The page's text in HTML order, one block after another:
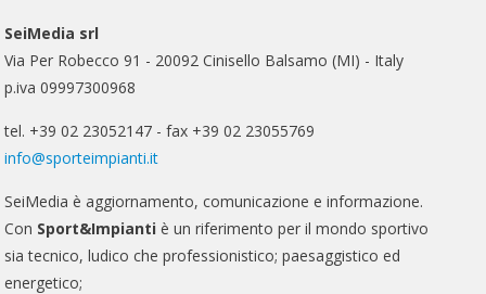
SeiMedia srl
Via Per Robecco 91 - 20092 Cinisello Balsamo (MI) - Italy
p.iva 09997300968
tel. +39 02 23052147 - fax +39 02 23055769
info@sporteimpianti.it
SeiMedia è aggiornamento, comunicazione e informazione.
Con Sport&Impianti è un riferimento per il mondo sportivo
sia tecnico, ludico che professionistico; paesaggistico ed
energetico;